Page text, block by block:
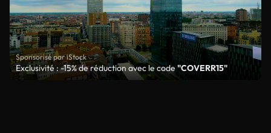
Sponsorisé par iStock
Exclusivité : -15% de réduction avec le code "COVERR15"